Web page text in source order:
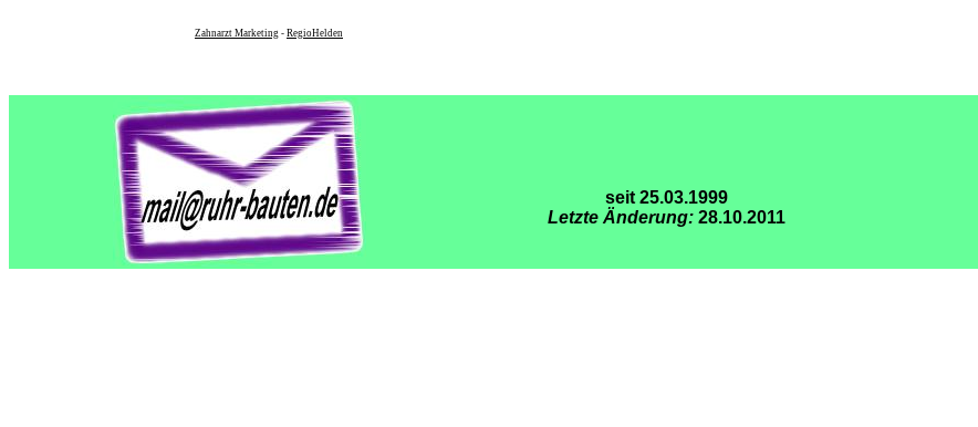
Zahnarzt Marketing - RegioHelden
seit 25.03.1999
Letzte Änderung: 28.10.2011